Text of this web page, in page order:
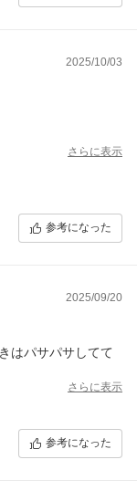
2025/10/03
さらに表示
参考になった
2025/09/20
はパサパサしてて
さらに表示
参考になった